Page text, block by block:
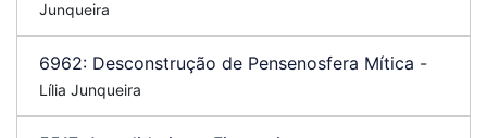
Junqueira
6962: Desconstrução de Pensenosfera Mítica -
Lília Junqueira